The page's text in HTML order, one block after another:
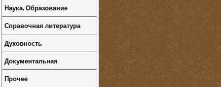
Наука, Образование
Справочная литература
Духовность
Документальная
Прочее